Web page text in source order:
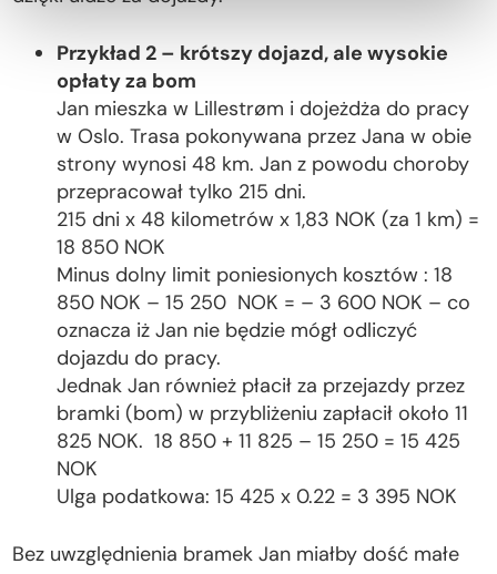
Przykład 2 – krótszy dojazd, ale wysokie
opłaty za bom
Jan mieszka w Lillestrøm i dojeżdża do pracy
w Oslo. Trasa pokonywana przez Jana w obie
strony wynosi 48 km. Jan z powodu choroby
przepracował tylko 215 dni.
215 dni x 48 kilometrów x 1,83 NOK (za 1 km) =
18 850 NOK
Minus dolny limit poniesionych kosztów : 18
850 NOK – 15 250 NOK = – 3 600 NOK – co
oznacza iż Jan nie będzie mógł odliczyć
dojazdu do pracy.
Jednak Jan również płacił za przejazdy przez
bramki (bom) w przybliżeniu zapłacił około 11
825 NOK. 18 850 + 11 825 – 15 250 = 15 425
NOK
Ulga podatkowa: 15 425 x 0.22 = 3 395 NOK
Bez uwzględnienia bramek Jan miałby dość małe